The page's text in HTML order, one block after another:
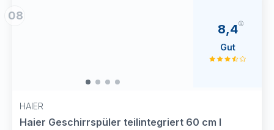
08
HAIER
Haier Geschirrspüler teilintegriert 60 cm I
8,4
Gut